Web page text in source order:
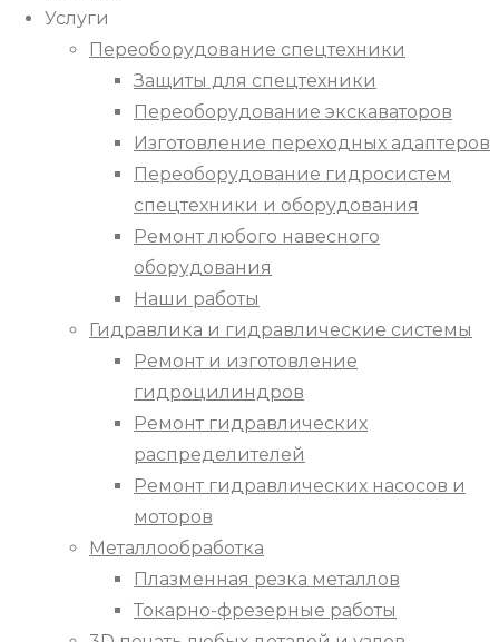
Услуги
Переоборудование спецтехники
Защиты для спецтехники
Переоборудование экскаваторов
Изготовление переходных адаптеров
Переоборудование гидросистем
спецтехники и оборудования
Ремонт любого навесного
оборудования
Наши работы
Гидравлика и гидравлические системы
Ремонт и изготовление
гидроцилиндров
Ремонт гидравлических
распределителей
Ремонт гидравлических насосов и
моторов
Металлообработка
Плазменная резка металлов
Токарно-фрезерные работы